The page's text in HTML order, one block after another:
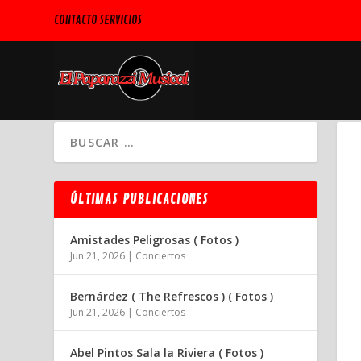
CONTACTO SERVICIOS
ÚLTIMAS PUBLICACIONES
Amistades Peligrosas ( Fotos )
Jun 21, 2026 | Conciertos
Bernárdez ( The Refrescos ) ( Fotos )
Jun 21, 2026 | Conciertos
Abel Pintos Sala la Riviera ( Fotos )